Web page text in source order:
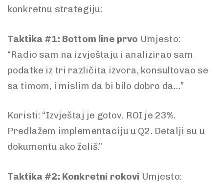
konkretnu strategiju:
Taktika #1: Bottom line prvo Umjesto:
“Radio sam na izvještaju i analizirao sam
podatke iz tri različita izvora, konsultovao se
sa timom, i mislim da bi bilo dobro da…”
Koristi: “Izvještaj je gotov. ROI je 23%.
Predlažem implementaciju u Q2. Detalji su u
dokumentu ako želiš.”
Taktika #2: Konkretni rokovi Umjesto: